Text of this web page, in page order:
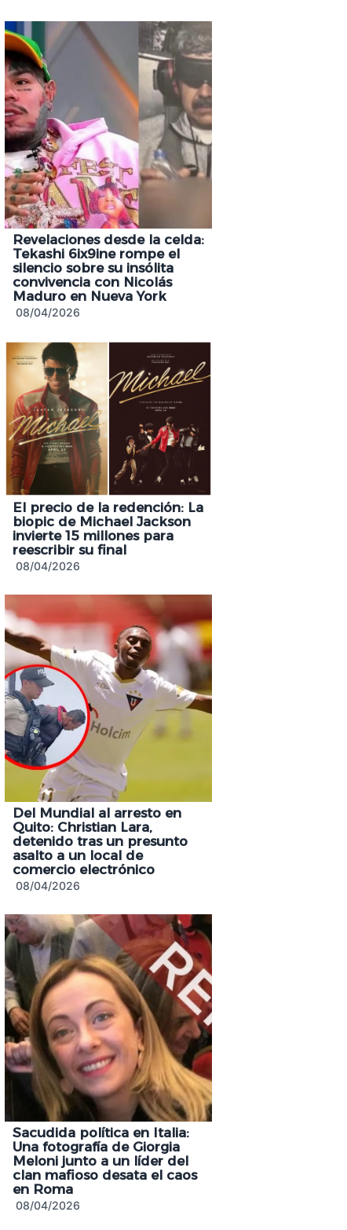
Revelaciones desde la celda:
Tekashi 6ix9ine rompe el
silencio sobre su insólita
convivencia con Nicolás
Maduro en Nueva York
08/04/2026
El precio de la redención: La
biopic de Michael Jackson
invierte 15 millones para
reescribir su final
08/04/2026
Del Mundial al arresto en
Quito: Christian Lara,
detenido tras un presunto
asalto a un local de
comercio electrónico
08/04/2026
Sacudida política en Italia:
Una fotografía de Giorgia
Meloni junto a un líder del
clan mafioso desata el caos
en Roma
08/04/2026